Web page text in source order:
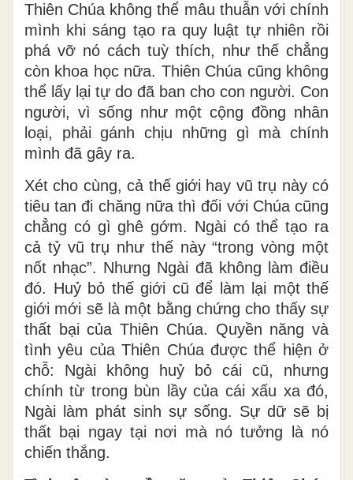
Thiên Chúa không thể mâu thuẫn với chính
mình khi sáng tạo ra quy luật tự nhiên rồi
phá vỡ nó cách tuỳ thích, như thế chẳng
còn khoa học nữa. Thiên Chúa cũng không
thể lấy lại tự do đã ban cho con người. Con
người, vì sống như một cộng đồng nhân
loại, phải gánh chịu những gì mà chính
mình đã gây ra.
Xét cho cùng, cả thế giới hay vũ trụ này có
tiêu tan đi chăng nữa thì đối với Chúa cũng
chẳng có gì ghê gớm. Ngài có thể tạo ra
cả tỷ vũ trụ như thế này “trong vòng một
nốt nhạc”. Nhưng Ngài đã không làm điều
đó. Huỷ bỏ thế giới cũ để làm lại một thế
giới mới sẽ là một bằng chứng cho thấy sự
thất bại của Thiên Chúa. Quyền năng và
tình yêu của Thiên Chúa được thể hiện ở
chỗ: Ngài không huỷ bỏ cái cũ, nhưng
chính từ trong bùn lầy của cái xấu xa đó,
Ngài làm phát sinh sự sống. Sự dữ sẽ bị
thất bại ngay tại nơi mà nó tưởng là nó
chiến thắng.